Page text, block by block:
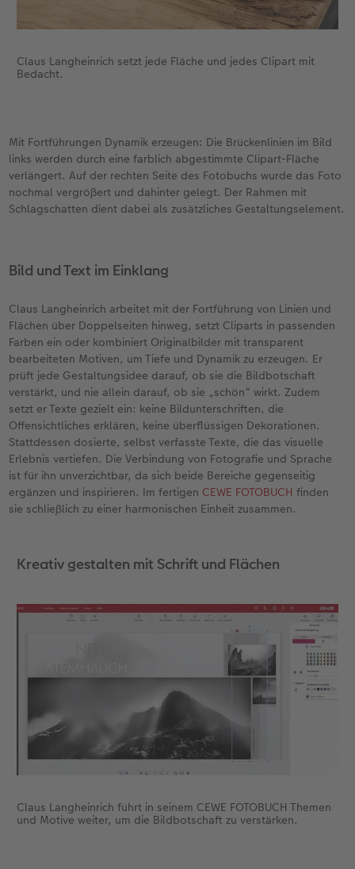
Claus Langheinrich setzt jede Fläche und jedes Clipart mit
Bedacht.
Mit Fortführungen Dynamik erzeugen: Die Brückenlinien im Bild
links werden durch eine farblich abgestimmte Clipart-Fläche
verlängert. Auf der rechten Seite des Fotobuchs wurde das Foto
nochmal vergrößert und dahinter gelegt. Der Rahmen mit
Schlagschatten dient dabei als zusätzliches Gestaltungselement.
Bild und Text im Einklang
Claus Langheinrich arbeitet mit der Fortführung von Linien und
Flächen über Doppelseiten hinweg, setzt Cliparts in passenden
Farben ein oder kombiniert Originalbilder mit transparent
bearbeiteten Motiven, um Tiefe und Dynamik zu erzeugen. Er
prüft jede Gestaltungsidee darauf, ob sie die Bildbotschaft
verstärkt, und nie allein darauf, ob sie „schön“ wirkt. Zudem
setzt er Texte gezielt ein: keine Bildunterschriften, die
Offensichtliches erklären, keine überflüssigen Dekorationen.
Stattdessen dosierte, selbst verfasste Texte, die das visuelle
Erlebnis vertiefen. Die Verbindung von Fotografie und Sprache
ist für ihn unverzichtbar, da sich beide Bereiche gegenseitig
ergänzen und inspirieren. Im fertigen CEWE FOTOBUCH finden
sie schließlich zu einer harmonischen Einheit zusammen.
Kreativ gestalten mit Schrift und Flächen
Claus Langheinrich führt in seinem CEWE FOTOBUCH Themen
und Motive weiter, um die Bildbotschaft zu verstärken.